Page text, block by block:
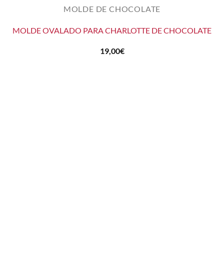
MOLDE DE CHOCOLATE
MOLDE OVALADO PARA CHARLOTTE DE CHOCOLATE
19,00€